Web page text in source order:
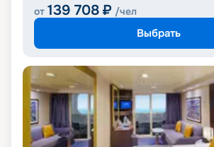
от 139 708 ₽ /чел
Выбрать